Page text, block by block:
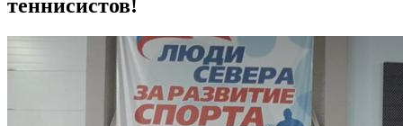
теннисистов!